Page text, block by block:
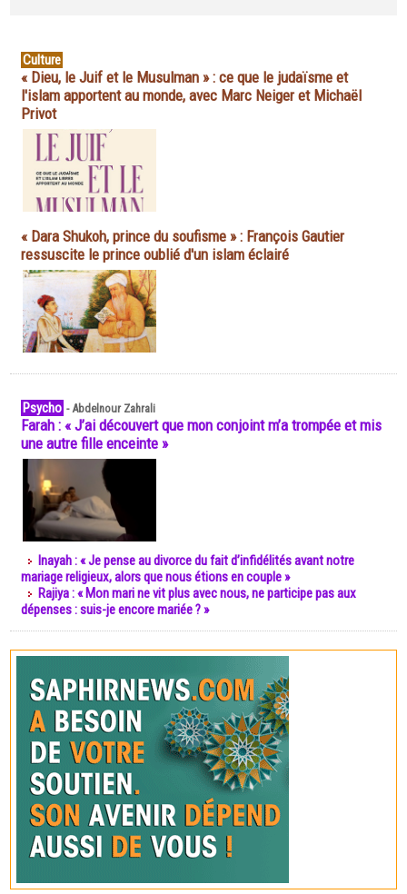
Culture
« Dieu, le Juif et le Musulman » : ce que le judaïsme et
l'islam apportent au monde, avec Marc Neiger et Michaël
Privot
« Dara Shukoh, prince du soufisme » : François Gautier
ressuscite le prince oublié d'un islam éclairé
Psycho -Abdelnour Zahrali
Farah : « J’ai découvert que mon conjoint m’a trompée et mis
une autre fille enceinte »
Inayah : « Je pense au divorce du fait d’infidélités avant notre
mariage religieux, alors que nous étions en couple »
Rajiya : « Mon mari ne vit plus avec nous, ne participe pas aux
dépenses : suis-je encore mariée ? »